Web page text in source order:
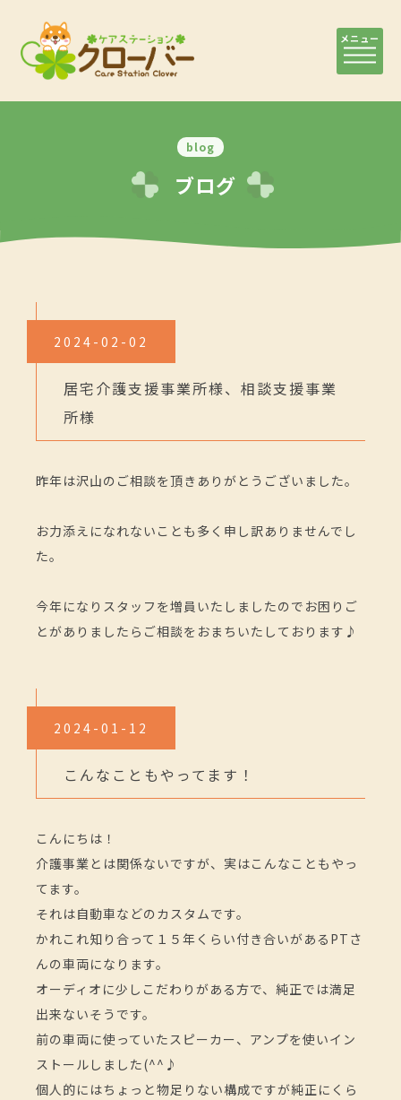
メニュー
blog
ブログ
2024-02-02
居宅介護支援事業所様、相談支援事業
所様
昨年は沢山のご相談を頂きありがとうございました。
お力添えになれないことも多く申し訳ありませんでし
た。
今年になりスタッフを増員いたしましたのでお困りご
とがありましたらご相談をおまちいたしております♪
2024-01-12
こんなこともやってます！
こんにちは！
介護事業とは関係ないですが、実はこんなこともやっ
てます。
それは自動車などのカスタムです。
かれこれ知り合って１５年くらい付き合いがあるPTさ
んの車両になります。
オーディオに少しこだわりがある方で、純正では満足
出来ないそうです。
前の車両に使っていたスピーカー、アンプを使いイン
ストールしました(^^♪
個人的にはちょっと物足りない構成ですが純正にくら